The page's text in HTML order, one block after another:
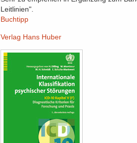
Leitlinien".
Buchtipp
Verlag Hans Huber